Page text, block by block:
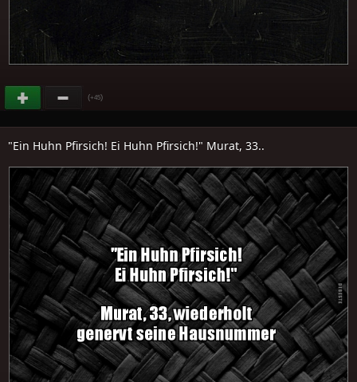
(+45)
"Ein Huhn Pfirsich! Ei Huhn Pfirsich!" Murat, 33..